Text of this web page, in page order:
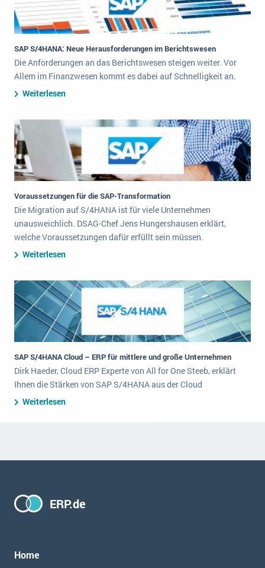
Die „SaaSpocalypse“: Was ist das und was bedeutet es für die Zukunft von Unternehmenssoftware?
SAP investiert mit zwei strategischen Übernahmen in Enterprise-KI
ERP-Trends in der Produktion
NACHRICHTENARCHIV
SAP S/4HANA: Neue Herausforderungen im Berichtswesen
Die Anforderungen an das Berichtswesen steigen weiter. Vor
Allem im Finanzwesen kommt es dabei auf Schnelligkeit an.
Weiterlesen
Voraussetzungen für die SAP-Transformation
Die Migration auf S/4HANA ist für viele Unternehmen
unausweichlich. DSAG-Chef Jens Hungershausen erklärt,
welche Voraussetzungen dafür erfüllt sein müssen.
Weiterlesen
SAP S/4HANA Cloud – ERP für mittlere und große Unternehmen
Dirk Haeder, Cloud ERP Experte von All for One Steeb, erklärt
Ihnen die Stärken von SAP S/4HANA aus der Cloud
Weiterlesen
ERP.de
Home